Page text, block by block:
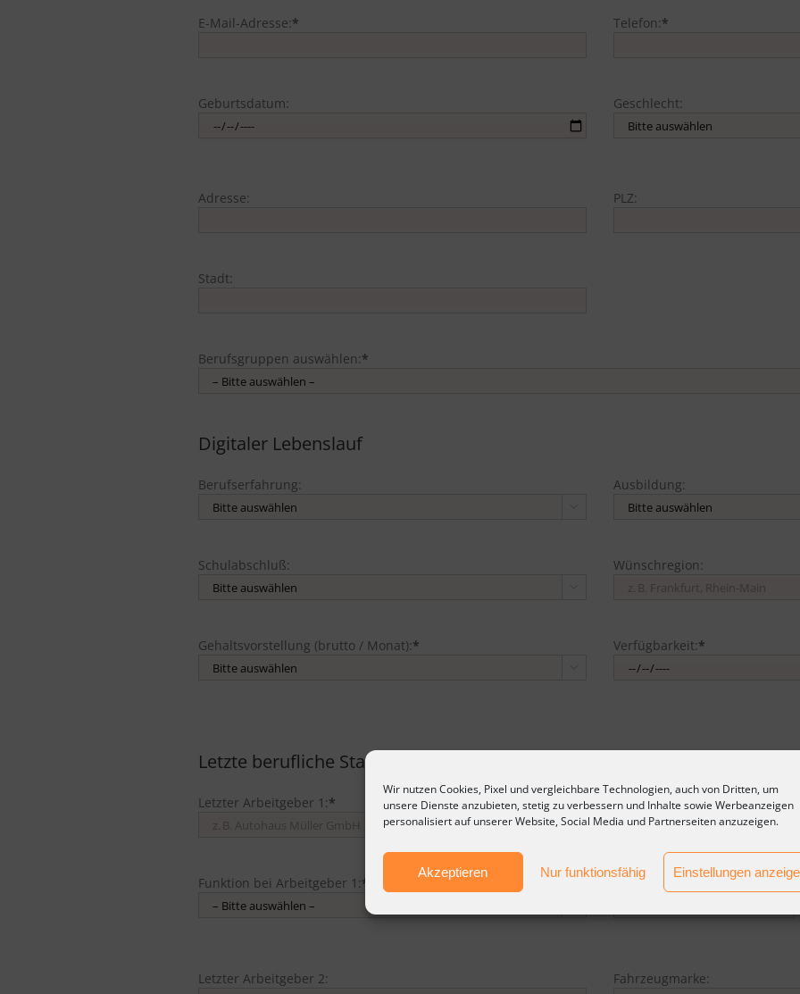
Wir nutzen Cookies, Pixel und vergleichbare Technologien, auch von Dritten, um
unsere Dienste anzubieten, stetig zu verbessern und Inhalte sowie Werbeanzeigen
personalisiert auf unserer Website, Social Media und Partnerseiten anzuzeigen.
Akzeptieren Nur funktionsfähig Einstellungen
E-Mail-Adresse:* Telefon:*
Geburtsdatum: Geschlecht:
Adresse: PLZ:
Stadt:
Berufsgruppen auswählen:*
Digitaler Lebenslauf
Berufserfahrung: Ausbildung:
Schulabschluß: Wünschregion:
Gehaltsvorstellung (brutto / Monat):* Verfügbarkeit:*
Letzte berufliche Stationen
Letzter Arbeitgeber 1:* Fahrzeugmarke:*
Funktion bei Arbeitgeber 1:* Beschäftigt von
Letzter Arbeitgeber 2: Fahrzeugmarke: